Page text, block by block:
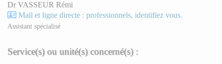
Dr VASSEUR Rémi
Mail et ligne directe : professionnels, identifiez vous.
Assistant spécialisé
Service(s) ou unité(s) concerné(s) :